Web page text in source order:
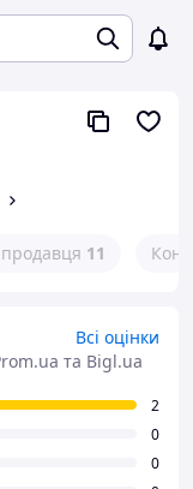
11
Всі оцінки
та Bigl.ua
2
0
0